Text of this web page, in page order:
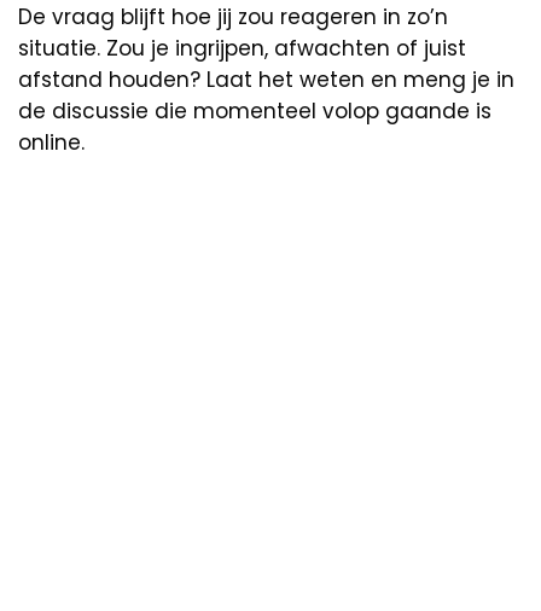
De vraag blijft hoe jij zou reageren in zo’n
situatie. Zou je ingrijpen, afwachten of juist
afstand houden? Laat het weten en meng je in
de discussie die momenteel volop gaande is
online.